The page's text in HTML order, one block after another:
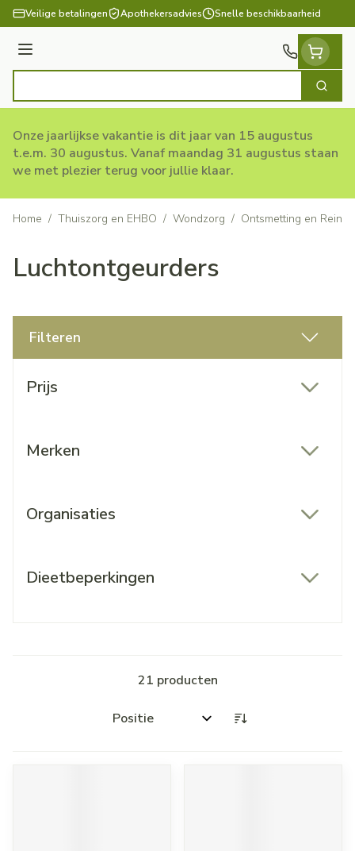
Ga naar de inhoud
Veilige betalingen Apothekersadvies Snelle beschikbaarheid
Menu
Zoek
Onze jaarlijkse vakantie is dit jaar van 15 augustus
t.e.m. 30 augustus. Vanaf maandag 31 augustus staan
we met plezier terug voor jullie klaar.
Home / Thuiszorg en EHBO / Wondzorg / Ontsmetting en
Luchtontgeurders
Filteren
Prijs
Merken
Organisaties
Dieetbeperkingen
21 producten
Sorteer op: